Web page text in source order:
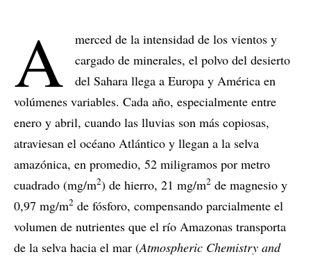
A
merced de la intensidad de los vientos y
cargado de minerales, el polvo del desierto
del Sahara llega a Europa y América en
volúmenes variables. Cada año, especialmente entre
enero y abril, cuando las lluvias son más copiosas,
atraviesan el océano Atlántico y llegan a la selva
amazónica, en promedio, 52 miligramos por metro
cuadrado (mg/m2) de hierro, 21 mg/m2 de magnesio y
0,97 mg/m2 de fósforo, compensando parcialmente el
volumen de nutrientes que el río Amazonas transporta
de la selva hacia el mar (Atmospheric Chemistry and